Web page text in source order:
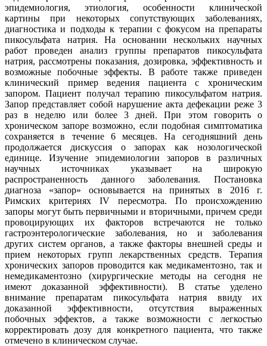
эпидемиология, этиология, особенности клинической
картины при некоторых сопутствующих заболеваниях,
диагностика и подходы к терапии с фокусом на препараты
пикосульфата натрия. На основании нескольких научных
работ проведен анализ группы препаратов пикосульфата
натрия, рассмотрены показания, дозировка, эффективность и
возможные побочные эффекты. В работе также приведен
клинический пример ведения пациента с хроническим
запором. Пациент получал терапию пикосульфатом натрия.
Запор представляет собой нарушение акта дефекации реже 3
раз в неделю или более 3 дней. При этом говорить о
хроническом запоре возможно, если подобная симптоматика
сохраняется в течение 6 месяцев. На сегодняшний день
продолжается дискуссия о запорах как нозологической
единице. Изучение эпидемиологии запоров в различных
научных источниках указывает на широкую
распространенность данного заболевания. Постановка
диагноза «запор» основывается на принятых в 2016 г.
Римских критериях IV пересмотра. По происхождению
запоры могут быть первичными и вторичными, причем среди
провоцирующих их факторов встречаются не только
гастроэнтерологические заболевания, но и заболевания
других систем органов, а также факторы внешней среды и
прием некоторых групп лекарственных средств. Терапия
хронических запоров проводится как медикаментозно, так и
немедикаментозно (хирургические методы на сегодня не
имеют доказанной эффективности). В статье уделено
внимание препаратам пикосульфата натрия ввиду их
доказанной эффективности, отсутствия выраженных
побочных эффектов, а также возможности с легкостью
корректировать дозу для конкретного пациента, что также
отмечено в клиническом случае.